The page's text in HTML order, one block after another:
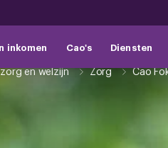
inkomen Cao's Diensten
en welzijn Zorg Cao